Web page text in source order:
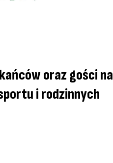
oraz gości na
i rodzinnych